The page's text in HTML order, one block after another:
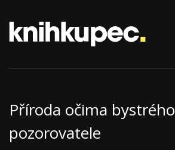
Příroda očima bystrého
pozorovatele